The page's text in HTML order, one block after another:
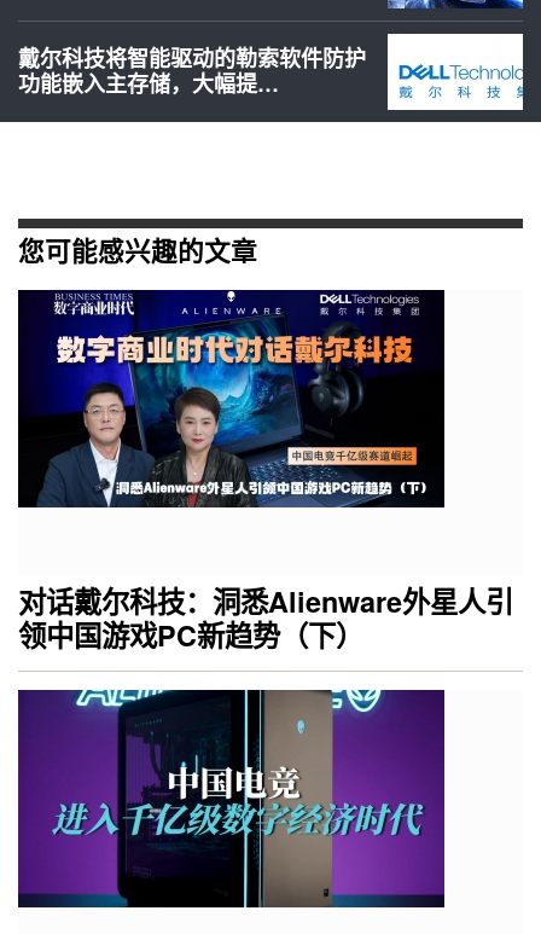
戴尔科技将智能驱动的勒索软件防护
功能嵌入主存储，大幅提…
您可能感兴趣的文章
对话戴尔科技：洞悉Alienware外星人引
领中国游戏PC新趋势（下）